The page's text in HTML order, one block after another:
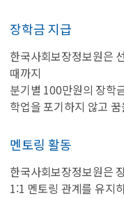
장학금 지급
한국사회보장정보원은
때까지
분기별 100만원의 장학
학업을 포기하지 않고
멘토링 활동
한국사회보장정보원은
1:1 멘토링 관계를 유지